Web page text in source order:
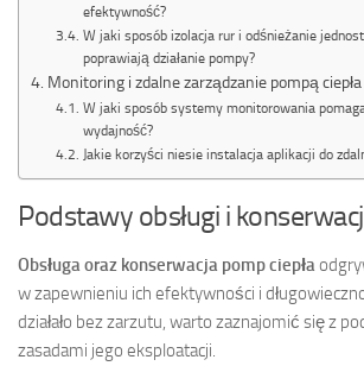
efektywność?
W jaki sposób izolacja rur i odśnieżanie
poprawiają działanie pompy?
Monitoring i zdalne zarządzanie pompą ciepła
W jaki sposób systemy monitorowania
wydajność?
Jakie korzyści niesie instalacja aplikacji do
Podstawy obsługi i
Obsługa oraz konserwacja pomp ciepła
w zapewnieniu ich efektywności i
działało bez zarzutu, warto zaznajomić się z
zasadami jego eksploatacji.